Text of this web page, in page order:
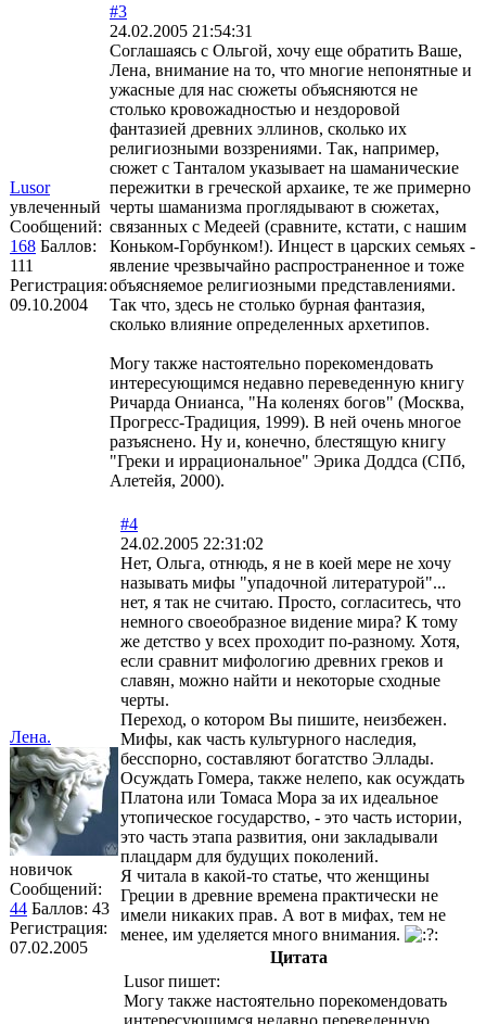
Lusor
увлеченный
Сообщений:
168 Баллов:
111
Регистрация:
09.10.2004
#3
24.02.2005 21:54:31
Соглашаясь с Ольгой, хочу еще обратить Ваше,
Лена, внимание на то, что многие непонятные и
ужасные для нас сюжеты объясняются не
столько кровожадностью и нездоровой
фантазией древних эллинов, сколько их
религиозными воззрениями. Так, например,
сюжет с Танталом указывает на шаманические
пережитки в греческой архаике, те же примерно
черты шаманизма проглядывают в сюжетах,
связанных с Медеей (сравните, кстати, с нашим
Коньком-Горбунком!). Инцест в царских семьях -
явление чрезвычайно распространенное и тоже
объясняемое религиозными представлениями.
Так что, здесь не столько бурная фантазия,
сколько влияние определенных архетипов.
Могу также настоятельно порекомендовать
интересующимся недавно переведенную книгу
Ричарда Онианса, "На коленях богов" (Москва,
Прогресс-Традиция, 1999). В ней очень многое
разъяснено. Ну и, конечно, блестящую книгу
"Греки и иррациональное" Эрика Доддса (СПб,
Алетейя, 2000).
Лена.
новичок
Сообщений:
44 Баллов: 43
Регистрация:
07.02.2005
#4
24.02.2005 22:31:02
Нет, Ольга, отнюдь, я не в коей мере не хочу
называть мифы "упадочной литературой"...
нет, я так не считаю. Просто, согласитесь, что
немного своеобразное видение мира? К тому
же детство у всех проходит по-разному. Хотя,
если сравнит мифологию древних греков и
славян, можно найти и некоторые сходные
черты.
Переход, о котором Вы пишите, неизбежен.
Мифы, как часть культурного наследия,
бесспорно, составляют богатство Эллады.
Осуждать Гомера, также нелепо, как осуждать
Платона или Томаса Мора за их идеальное
утопическое государство, - это часть истории,
это часть этапа развития, они закладывали
плацдарм для будущих поколений.
Я читала в какой-то статье, что женщины
Греции в древние времена практически не
имели никаких прав. А вот в мифах, тем не
менее, им уделяется много внимания.
Цитата
Lusor пишет:
Могу также настоятельно порекомендовать
интересующимся недавно переведенную